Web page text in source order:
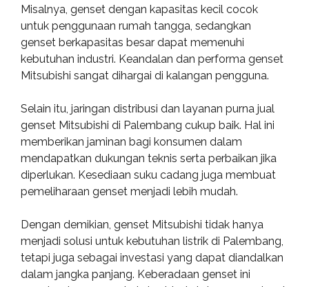
Misalnya, genset dengan kapasitas kecil cocok
untuk penggunaan rumah tangga, sedangkan
genset berkapasitas besar dapat memenuhi
kebutuhan industri. Keandalan dan performa genset
Mitsubishi sangat dihargai di kalangan pengguna.
Selain itu, jaringan distribusi dan layanan purna jual
genset Mitsubishi di Palembang cukup baik. Hal ini
memberikan jaminan bagi konsumen dalam
mendapatkan dukungan teknis serta perbaikan jika
diperlukan. Kesediaan suku cadang juga membuat
pemeliharaan genset menjadi lebih mudah.
Dengan demikian, genset Mitsubishi tidak hanya
menjadi solusi untuk kebutuhan listrik di Palembang,
tetapi juga sebagai investasi yang dapat diandalkan
dalam jangka panjang. Keberadaan genset ini